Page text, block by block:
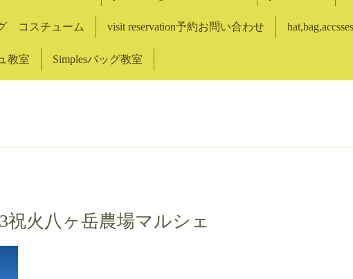
コスチューム visit reservation予約お問い合わせ
教室 Simplesバッグ教室
祝火八ヶ岳農場マルシェ